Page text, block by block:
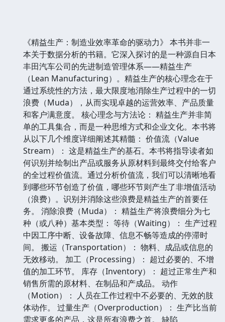
《精益生产：制造业效率革命的驱动力》 本书并非一
本关于数据分析的书籍。它深入探讨的是一种源自日本
丰田汽车公司的先进制造管理体系——精益生产
（Lean Manufacturing）。精益生产的核心理念在于
通过系统性的方法，最大限度地消除生产过程中的一切
浪费（Muda），从而实现卓越的运营效率、产品质量
和客户满意度。 核心理念与方法论： 精益生产并非简
单的工具集合，而是一种思维方式和企业文化。本书将
从以下几个维度详细阐述其精髓： 价值流（Value
Stream）： 这是精益生产的基石。本书将指导读者如
何识别并绘制出产品或服务从原材料到最终交付给客户
的全过程价值流。通过分析价值流，我们可以清晰地看
到哪些环节创造了价值，哪些环节则产生了非增值活动
（浪费）。识别并消除这些浪费是精益生产的首要任
务。 消除浪费（Muda）： 精益生产将浪费细分为七
种（或八种）基本类型： 等待（Waiting）： 生产过程
中因工序中断、设备故障、信息不畅等造成的停滞时
间。 搬运（Transportation）： 物料、成品或信息的
无效移动。 加工（Processing）： 超过必要的、不增
值的加工环节。 库存（Inventory）： 超过正常生产和
销售所需的原材料、在制品和产成品。 动作
（Motion）： 人员在工作过程中不必要的、无效的肢
体动作。 过量生产（Overproduction）： 生产比当前
需求更多的产品，这是所有浪费之首。 缺陷